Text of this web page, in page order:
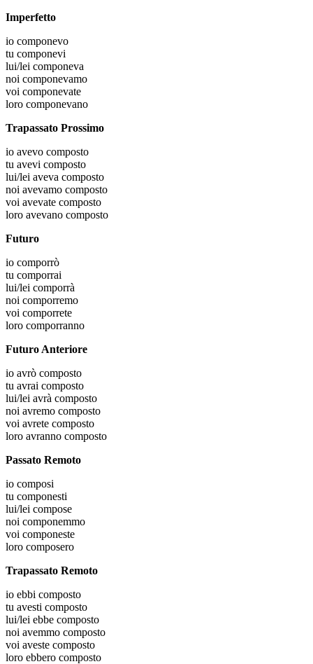
Imperfetto
io componevo
tu componevi
lui/lei componeva
noi componevamo
voi componevate
loro componevano
Trapassato Prossimo
io avevo composto
tu avevi composto
lui/lei aveva composto
noi avevamo composto
voi avevate composto
loro avevano composto
Futuro
io comporrò
tu comporrai
lui/lei comporrà
noi comporremo
voi comporrete
loro comporranno
Futuro Anteriore
io avrò composto
tu avrai composto
lui/lei avrà composto
noi avremo composto
voi avrete composto
loro avranno composto
Passato Remoto
io composi
tu componesti
lui/lei compose
noi componemmo
voi componeste
loro composero
Trapassato Remoto
io ebbi composto
tu avesti composto
lui/lei ebbe composto
noi avemmo composto
voi aveste composto
loro ebbero composto